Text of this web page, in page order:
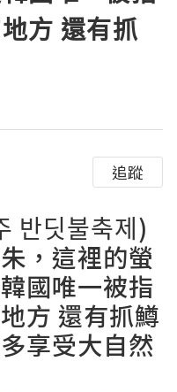
方 還有抓
追蹤
반딧불축제)
，這裡的螢
國唯一被指
方 還有抓鱒
享受大自然